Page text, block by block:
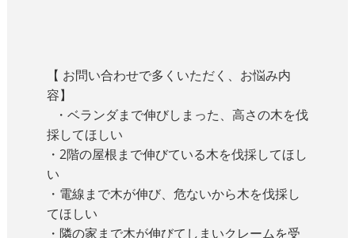
【 お問い合わせで多くいただく、お悩み内
容】
・ベランダまで伸びしまった、高さの木を伐
採してほしい
・2階の屋根まで伸びている木を伐採してほし
い
・電線まで木が伸び、危ないから木を伐採し
てほしい
・隣の家まで木が伸びてしまいクレームを受